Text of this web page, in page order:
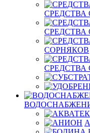
СОРНЯКОВ
СРЕДСТВА